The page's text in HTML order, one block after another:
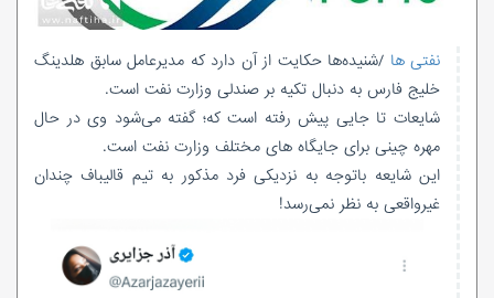
نفتی ها /شنیده‌ها حکایت از آن دارد که مدیرعامل سابق هلدینگ
خلیج فارس به دنبال تکیه بر صندلی وزارت نفت است.
شایعات تا جایی پیش‌ رفته است که؛ گفته می‌شود وی در حال
مهره چینی برای جایگاه های مختلف وزارت نفت است.
این شایعه باتوجه به نزدیکی فرد مذکور به تیم قالیباف چندان
غیرواقعی به نظر نمی‌رسد!